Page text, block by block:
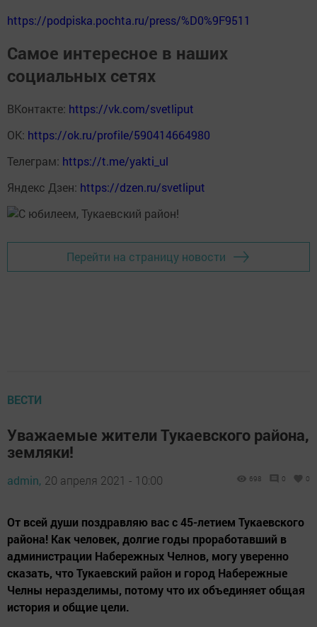
https://podpiska.pochta.ru/press/%D0%9F9511
Самое интересное в наших
социальных сетях
ВКонтакте: https://vk.com/svetliput
ОК: https://ok.ru/profile/590414664980
Телеграм: https://t.me/yakti_ul
Яндекс Дзен: https://dzen.ru/svetliput
Перейти на страницу новости
ВЕСТИ
Уважаемые жители Тукаевского района,
земляки!
admin, 20 апреля 2021 - 10:00 698 0 0
От всей души поздравляю вас с 45-летием Тукаевского
района! Как человек, долгие годы проработавший в
администрации Набережных Челнов, могу уверенно
сказать, что Тукаевский район и город Набережные
Челны неразделимы, потому что их объединяет общая
история и общие цели.